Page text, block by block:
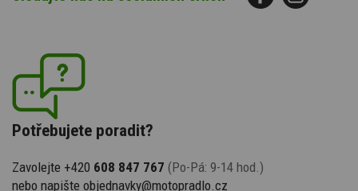
Potřebujete poradit?
Zavolejte +420 608 847 767 (Po-Pá: 9-14 hod.)
nebo napište objednavky@motopradlo.cz